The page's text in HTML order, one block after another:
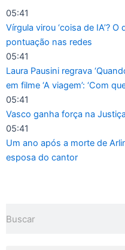
para
conteúdo
05:41
Vírgula virou ‘coisa de IA’?
pontuação nas redes
05:41
Laura Pausini regrava
em filme ‘A viagem’: ‘Com
05:41
Vasco ganha força na
05:41
Um ano após a morte de
esposa do cantor